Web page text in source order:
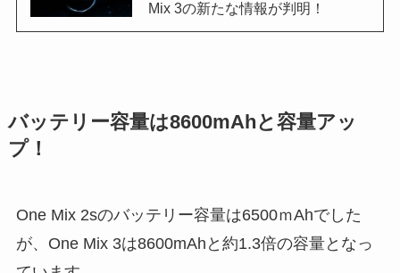
Mix 3の新たな情報が判明！
バッテリー容量は8600mAhと容量アッ
プ！
One Mix 2sのバッテリー容量は6500ｍAhでした
が、One Mix 3は8600mAhと約1.3倍の容量となっ